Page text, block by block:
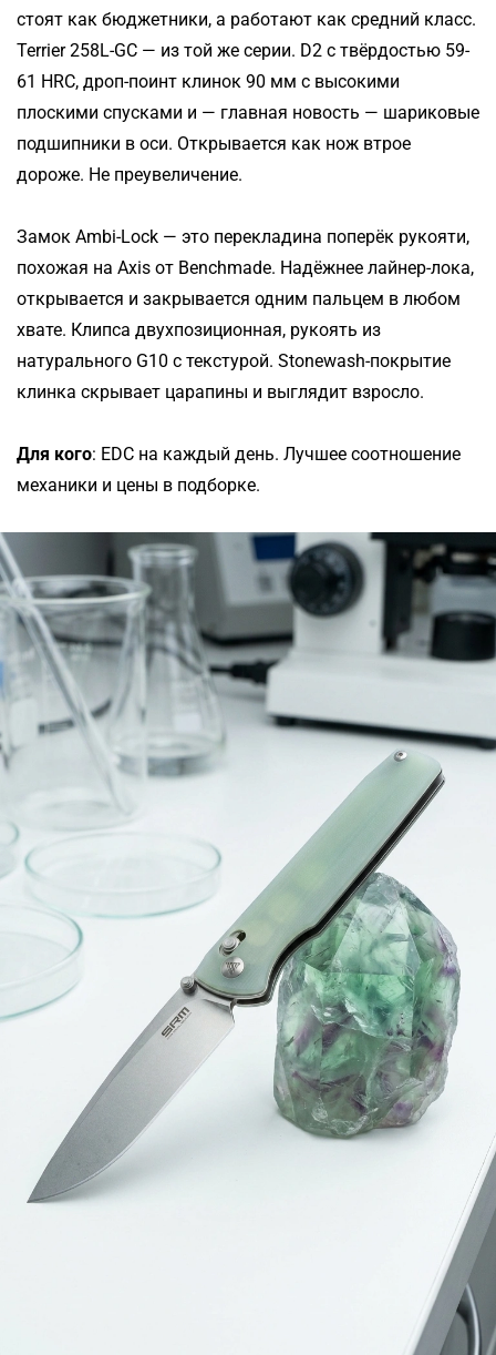
стоят как бюджетники, а работают как средний класс.
Terrier 258L-GC — из той же серии. D2 с твёрдостью 59-
61 HRC, дроп-поинт клинок 90 мм с высокими
плоскими спусками и — главная новость — шариковые
подшипники в оси. Открывается как нож втрое
дороже. Не преувеличение.
Замок Ambi-Lock — это перекладина поперёк рукояти,
похожая на Axis от Benchmade. Надёжнее лайнер-лока,
открывается и закрывается одним пальцем в любом
хвате. Клипса двухпозиционная, рукоять из
натурального G10 с текстурой. Stonewash-покрытие
клинка скрывает царапины и выглядит взросло.
Для кого: EDC на каждый день. Лучшее соотношение
механики и цены в подборке.